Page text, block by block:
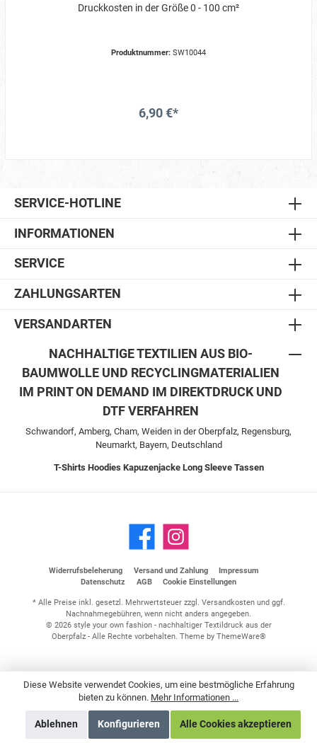
Druckkosten in der Größe 0 - 100 cm²
Produktnummer: SW10044
6,90 €*
SERVICE-HOTLINE
INFORMATIONEN
SERVICE
ZAHLUNGSARTEN
VERSANDARTEN
NACHHALTIGE TEXTILIEN AUS BIO-
BAUMWOLLE UND RECYCLINGMATERIALIEN
IM PRINT ON DEMAND IM DIREKTDRUCK UND
DTF VERFAHREN
Schwandorf, Amberg, Cham, Weiden in der Oberpfalz, Regensburg,
Neumarkt, Bayern, Deutschland
T-Shirts Hoodies Kapuzenjacke Long Sleeve Tassen
Widerrufsbeleherung Versand und Zahlung
Impressum
Datenschutz
AGB Cookie Einstellungen
* Alle Preise inkl. gesetzl. Mehrwertsteuer zzgl. Versandkostenund ggf.
Nachnahmegebühren, wenn nicht anders angegeben.
© 2026 style your own fashion - nachhaltiger Textildruck aus der
Oberpfalz - Alle Rechte vorbehalten. Theme by ThemeWare®
Diese Website verwendet Cookies, um eine bestmögliche Erfahrung
bieten zu können. Mehr Informationen ...
Ablehnen Konfigurieren Alle Cookies akzeptieren